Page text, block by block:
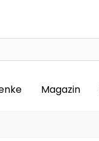
Magazin